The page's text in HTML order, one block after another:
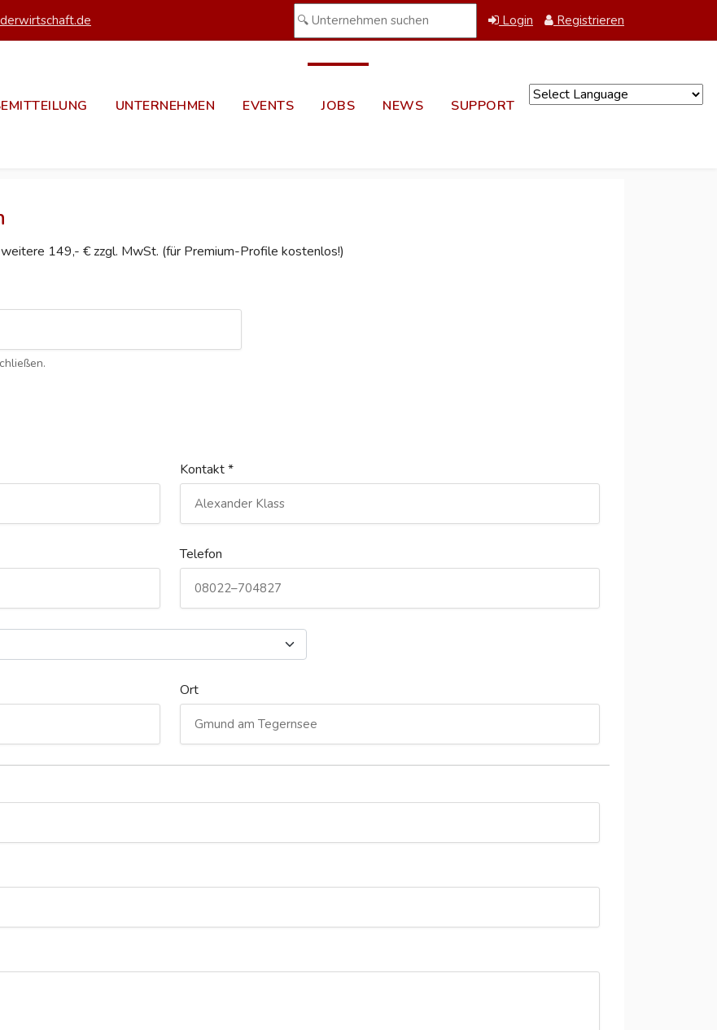
Login Registrieren
UNTERNEHMEN EVENTS JOBS NEWS SUPPORT
149,- € zzgl. MwSt. (für Premium-Profile kostenlos!)
Kontakt *
Telefon
Ort